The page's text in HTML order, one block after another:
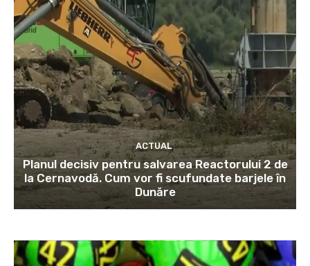
ACTUAL
Planul decisiv pentru salvarea Reactorului 2 de
la Cernavodă. Cum vor fi scufundate barjele în
Dunăre